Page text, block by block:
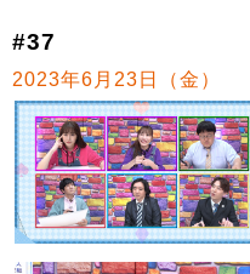
#37
2023年6月23日（金）